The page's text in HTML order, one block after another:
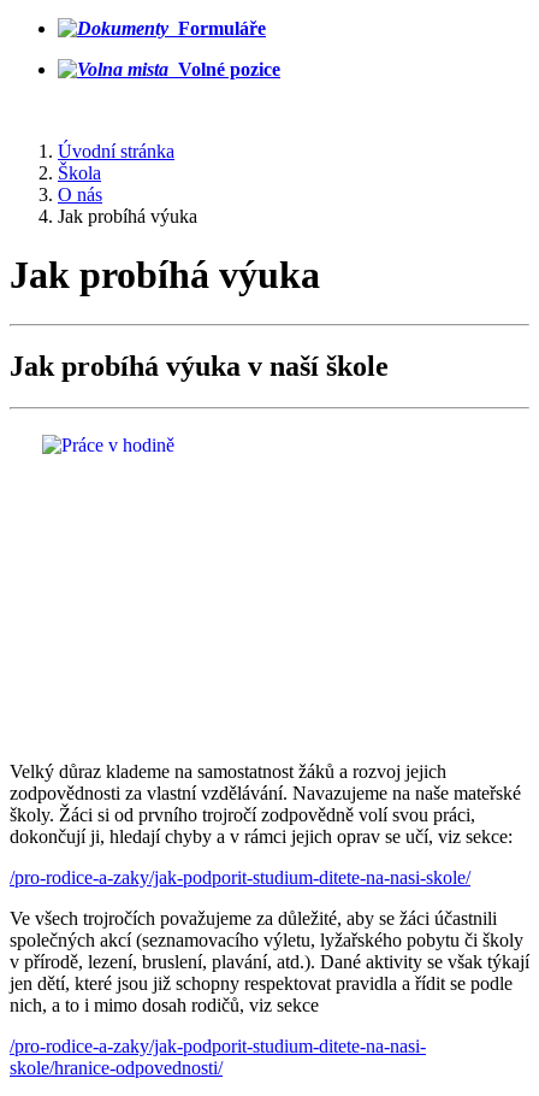
Formuláře
Volné pozice
Úvodní stránka
Škola
O nás
Jak probíhá výuka
Jak probíhá výuka
Jak probíhá výuka v naší škole
Velký důraz klademe na samostatnost žáků a rozvoj jejich
zodpovědnosti za vlastní vzdělávání. Navazujeme na naše mateřské
školy. Žáci si od prvního trojročí zodpovědně volí svou práci,
dokončují ji, hledají chyby a v rámci jejich oprav se učí, viz sekce:
/pro-rodice-a-zaky/jak-podporit-studium-ditete-na-nasi-skole/
Ve všech trojročích považujeme za důležité, aby se žáci účastnili
společných akcí (seznamovacího výletu, lyžařského pobytu či školy
v přírodě, lezení, bruslení, plavání, atd.). Dané aktivity se však týkají
jen dětí, které jsou již schopny respektovat pravidla a řídit se podle
nich, a to i mimo dosah rodičů, viz sekce
/pro-rodice-a-zaky/jak-podporit-studium-ditete-na-nasi-
skole/hranice-odpovednosti/